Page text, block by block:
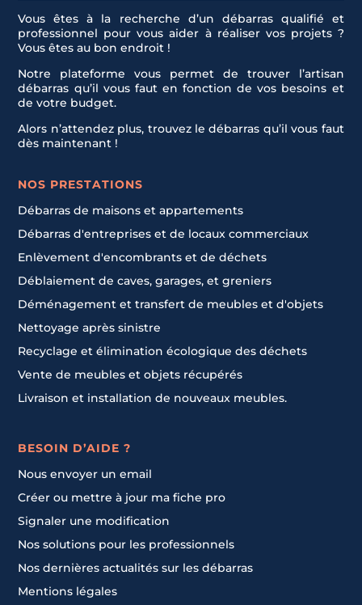
Vous êtes à la recherche d’un débarras qualifié et
professionnel pour vous aider à réaliser vos projets ?
Vous êtes au bon endroit !
Notre plateforme vous permet de trouver l’artisan
débarras qu’il vous faut en fonction de vos besoins et
de votre budget.
Alors n’attendez plus, trouvez le débarras qu’il vous faut
dès maintenant !
NOS PRESTATIONS
Débarras de maisons et appartements
Débarras d'entreprises et de locaux commerciaux
Enlèvement d'encombrants et de déchets
Déblaiement de caves, garages, et greniers
Déménagement et transfert de meubles et d'objets
Nettoyage après sinistre
Recyclage et élimination écologique des déchets
Vente de meubles et objets récupérés
Livraison et installation de nouveaux meubles.
BESOIN D’AIDE ?
Nous envoyer un email
Créer ou mettre à jour ma fiche pro
Signaler une modification
Nos solutions pour les professionnels
Nos dernières actualités sur les débarras
Mentions légales